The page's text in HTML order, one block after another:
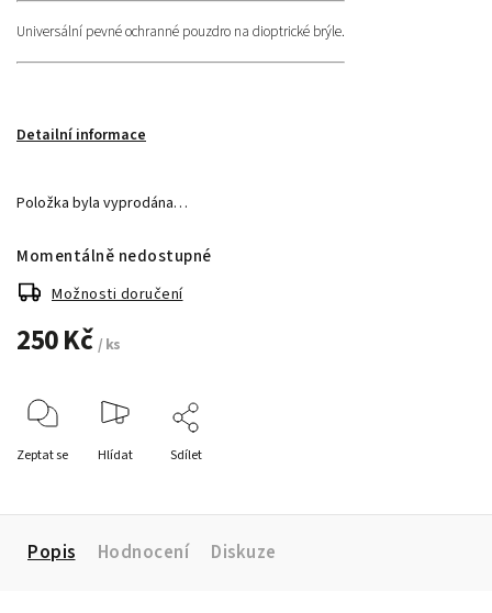
Universální pevné ochranné pouzdro na dioptrické brýle.
Detailní informace
Položka byla vyprodána…
250 Kč / ks
Momentálně nedostupné
Možnosti doručení
Zeptat se Hlídat Sdílet
Popis Hodnocení Diskuze